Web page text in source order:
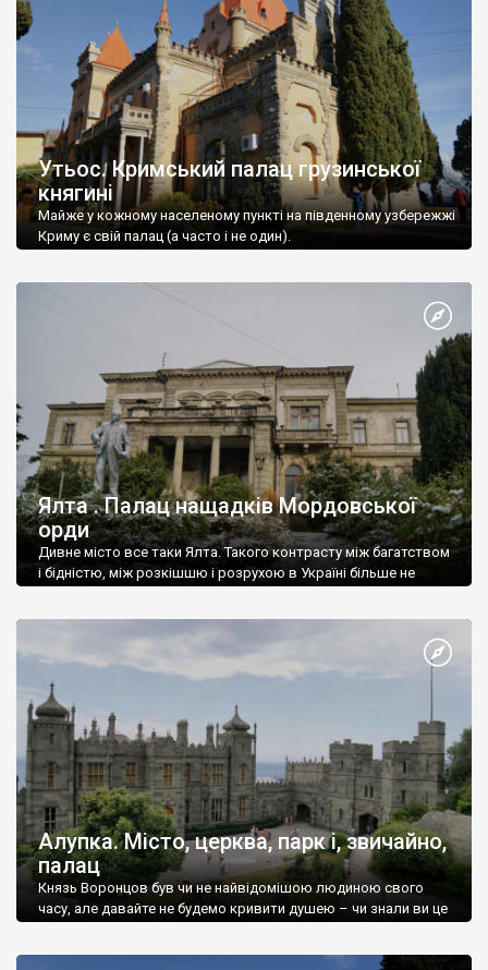
Утьос. Кримський палац грузинської
княгині
Майже у кожному населеному пункті на південному узбережжі
Криму є свій палац (а часто і не один).
Ялта . Палац нащадків Мордовської
орди
Дивне місто все таки Ялта. Такого контрасту між багатством
і бідністю, між розкішшю і розрухою в Україні більше не
Алупка. Місто, церква, парк і, звичайно,
палац
Князь Воронцов був чи не найвідомішою людиною свого
часу, але давайте не будемо кривити душею – чи знали ви це